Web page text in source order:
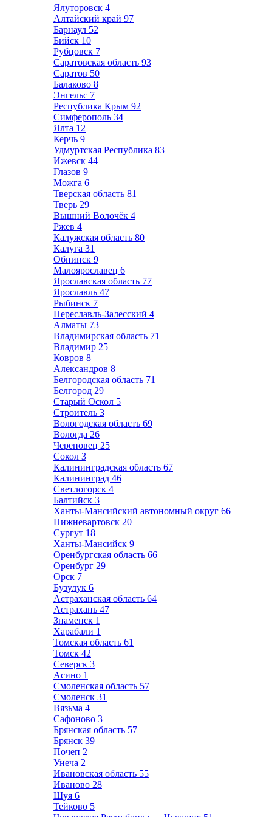
Ялуторовск 4
Алтайский край 97
Барнаул 52
Бийск 10
Рубцовск 7
Саратовская область 93
Саратов 50
Балаково 8
Энгельс 7
Республика Крым 92
Симферополь 34
Ялта 12
Керчь 9
Удмуртская Республика 83
Ижевск 44
Глазов 9
Можга 6
Тверская область 81
Тверь 29
Вышний Волочёк 4
Ржев 4
Калужская область 80
Калуга 31
Обнинск 9
Малоярославец 6
Ярославская область 77
Ярославль 47
Рыбинск 7
Переславль-Залесский 4
Алматы 73
Владимирская область 71
Владимир 25
Ковров 8
Александров 8
Белгородская область 71
Белгород 29
Старый Оскол 5
Строитель 3
Вологодская область 69
Вологда 26
Череповец 25
Сокол 3
Калининградская область 67
Калининград 46
Светлогорск 4
Балтийск 3
Ханты-Мансийский автономный округ 66
Нижневартовск 20
Сургут 18
Ханты-Мансийск 9
Оренбургская область 66
Оренбург 29
Орск 7
Бузулук 6
Астраханская область 64
Астрахань 47
Знаменск 1
Харабали 1
Томская область 61
Томск 42
Северск 3
Асино 1
Смоленская область 57
Смоленск 31
Вязьма 4
Сафоново 3
Брянская область 57
Брянск 39
Почеп 2
Унеча 2
Ивановская область 55
Иваново 28
Шуя 6
Тейково 5